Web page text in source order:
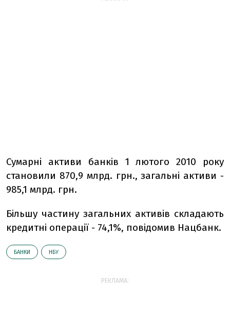
Сумарні активи банків 1 лютого 2010 року
становили 870,9 млрд. грн., загальні активи -
985,1 млрд. грн.
Більшу частину загальних активів складають
кредитні операції - 74,1%, повідомив Нацбанк.
БАНКИ НБУ
РЕКЛАМА: